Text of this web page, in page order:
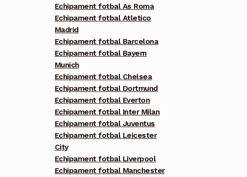
Echipament fotbal As Roma
Echipament fotbal Atletico
Madrid
Echipament fotbal Barcelona
Echipament fotbal Bayern
Munich
Echipament fotbal Chelsea
Echipament fotbal Dortmund
Echipament fotbal Everton
Echipament fotbal Inter Milan
Echipament fotbal Juventus
Echipament fotbal Leicester
City
Echipament fotbal Liverpool
Echipament fotbal Manchester